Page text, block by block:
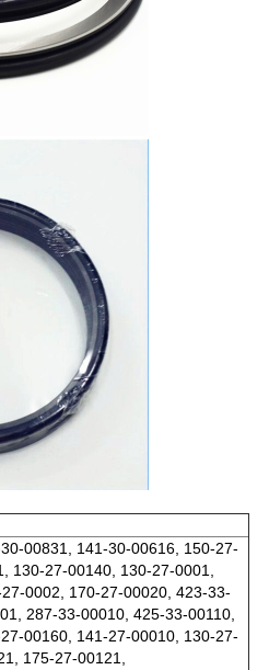
00831, 141-30-00616, 150-27-
130-27-00140, 130-27-0001,
0002, 170-27-00020, 423-33-
287-33-00010, 425-33-00110,
00160, 141-27-00010, 130-27-
175-27-00121,